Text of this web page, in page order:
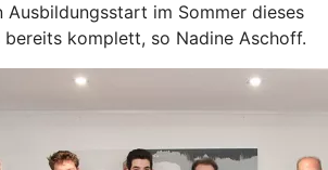
Ausbildungsstart im Sommer dieses
bereits komplett, so Nadine Aschoff.